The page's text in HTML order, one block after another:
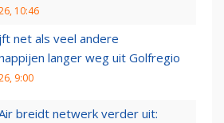
10:46
net als veel andere
langer weg uit Golfregio
9:00
breidt netwerk verder uit: